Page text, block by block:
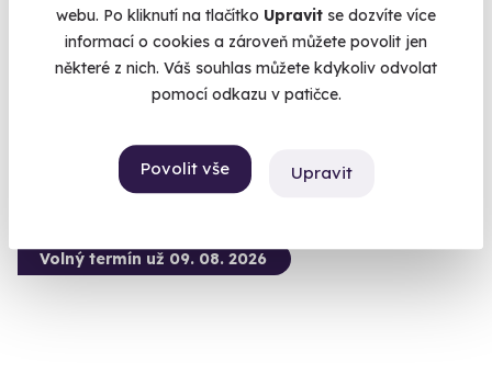
webu. Po kliknutí na tlačítko Upravit se dozvíte více
informací o cookies a zároveň můžete povolit jen
některé z nich. Váš souhlas můžete kdykoliv odvolat
pomocí odkazu v patičce.
Povolit vše Upravit
S.W.A.T. trénink
Milovice (Nymburk)
Volný termín už 09. 08. 2026